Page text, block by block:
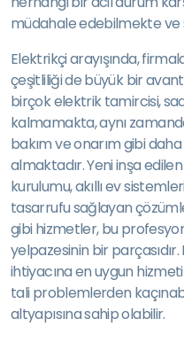
müdahale edebilmekte ve
Elektrikçi arayışında,
çeşitliliği de büyük bir
birçok elektrik tamircisi,
kalmamakta, aynı
bakım ve onarım gibi
almaktadır. Yeni inşa
kurulumu, akıllı ev
tasarrufu sağlayan
gibi hizmetler, bu
yelpazesinin bir
ihtiyacına en uygun
tali problemlerden
altyapısına sahip olabilir.